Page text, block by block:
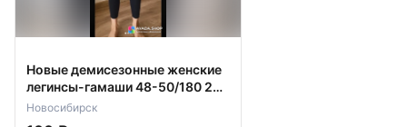
Новые демисезонные женские
легинсы-гамаши 48-50/180 2
штуки
Новосибирск